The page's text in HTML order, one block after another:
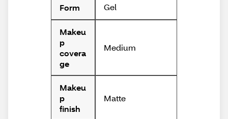
Form Gel
Makeu
p
covera
ge
Medium
Makeu
p
finish
Matte